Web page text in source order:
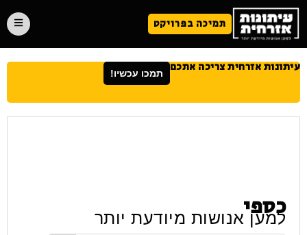
תמיכה בפרויקט
עיתונות אזרחית צריכה אתכם תמכו עכשיו!
כספי
למען אנושות מיודעת יותר